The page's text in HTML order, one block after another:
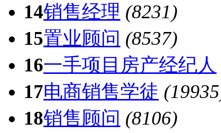
14销售经理 (8231)
15置业顾问 (8537)
16一手项目房产经纪人
17电商销售学徒
18销售顾问 (8106)